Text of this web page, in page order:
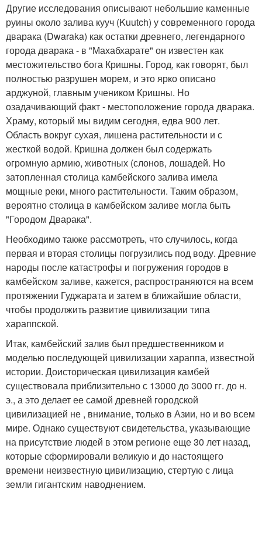
Другие исследования описывают небольшие каменные
руины около залива кууч (Kuutch) у современного города
дварака (Dwaraka) как остатки древнего, легендарного
города дварака - в "Махабхарате" он известен как
местожительство бога Кришны. Город, как говорят, был
полностью разрушен морем, и это ярко описано
арджуной, главным учеником Кришны. Но
озадачивающий факт - местоположение города дварака.
Храму, который мы видим сегодня, едва 900 лет.
Область вокруг сухая, лишена растительности и с
жесткой водой. Кришна должен был содержать
огромную армию, животных (слонов, лошадей. Но
затопленная столица камбейского залива имела
мощные реки, много растительности. Таким образом,
вероятно столица в камбейском заливе могла быть
"Городом Дварака".
Необходимо также рассмотреть, что случилось, когда
первая и вторая столицы погрузились под воду. Древние
народы после катастрофы и погружения городов в
камбейском заливе, кажется, распространяются на всем
протяжении Гуджарата и затем в ближайшие области,
чтобы продолжить развитие цивилизации типа
хараппской.
Итак, камбейский залив был предшественником и
моделью последующей цивилизации хараппа, известной
истории. Доисторическая цивилизация камбей
существовала приблизительно с 13000 до 3000 гг. до н.
э., а это делает ее самой древней городской
цивилизацией не , внимание, только в Азии, но и во всем
мире. Однако существуют свидетельства, указывающие
на присутствие людей в этом регионе еще 30 лет назад,
которые сформировали великую и до настоящего
времени неизвестную цивилизацию, стертую с лица
земли гигантским наводнением.